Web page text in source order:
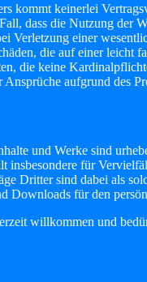
kommt keinerlei
dass die Nutzung der
Verletzung einer
die auf einer
die keine
aufgrund des
und Werke sind
für
Dritter sind dabei als
für den
willkommen und